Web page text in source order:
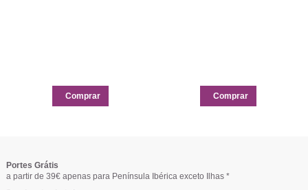
Comprar Comprar
Portes Grátis
a partir de 39€ apenas para Península Ibérica exceto Ilhas *